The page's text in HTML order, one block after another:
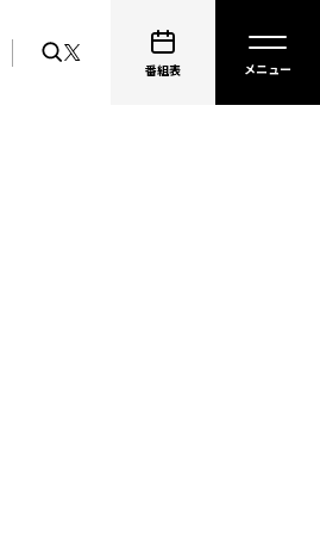
番組表